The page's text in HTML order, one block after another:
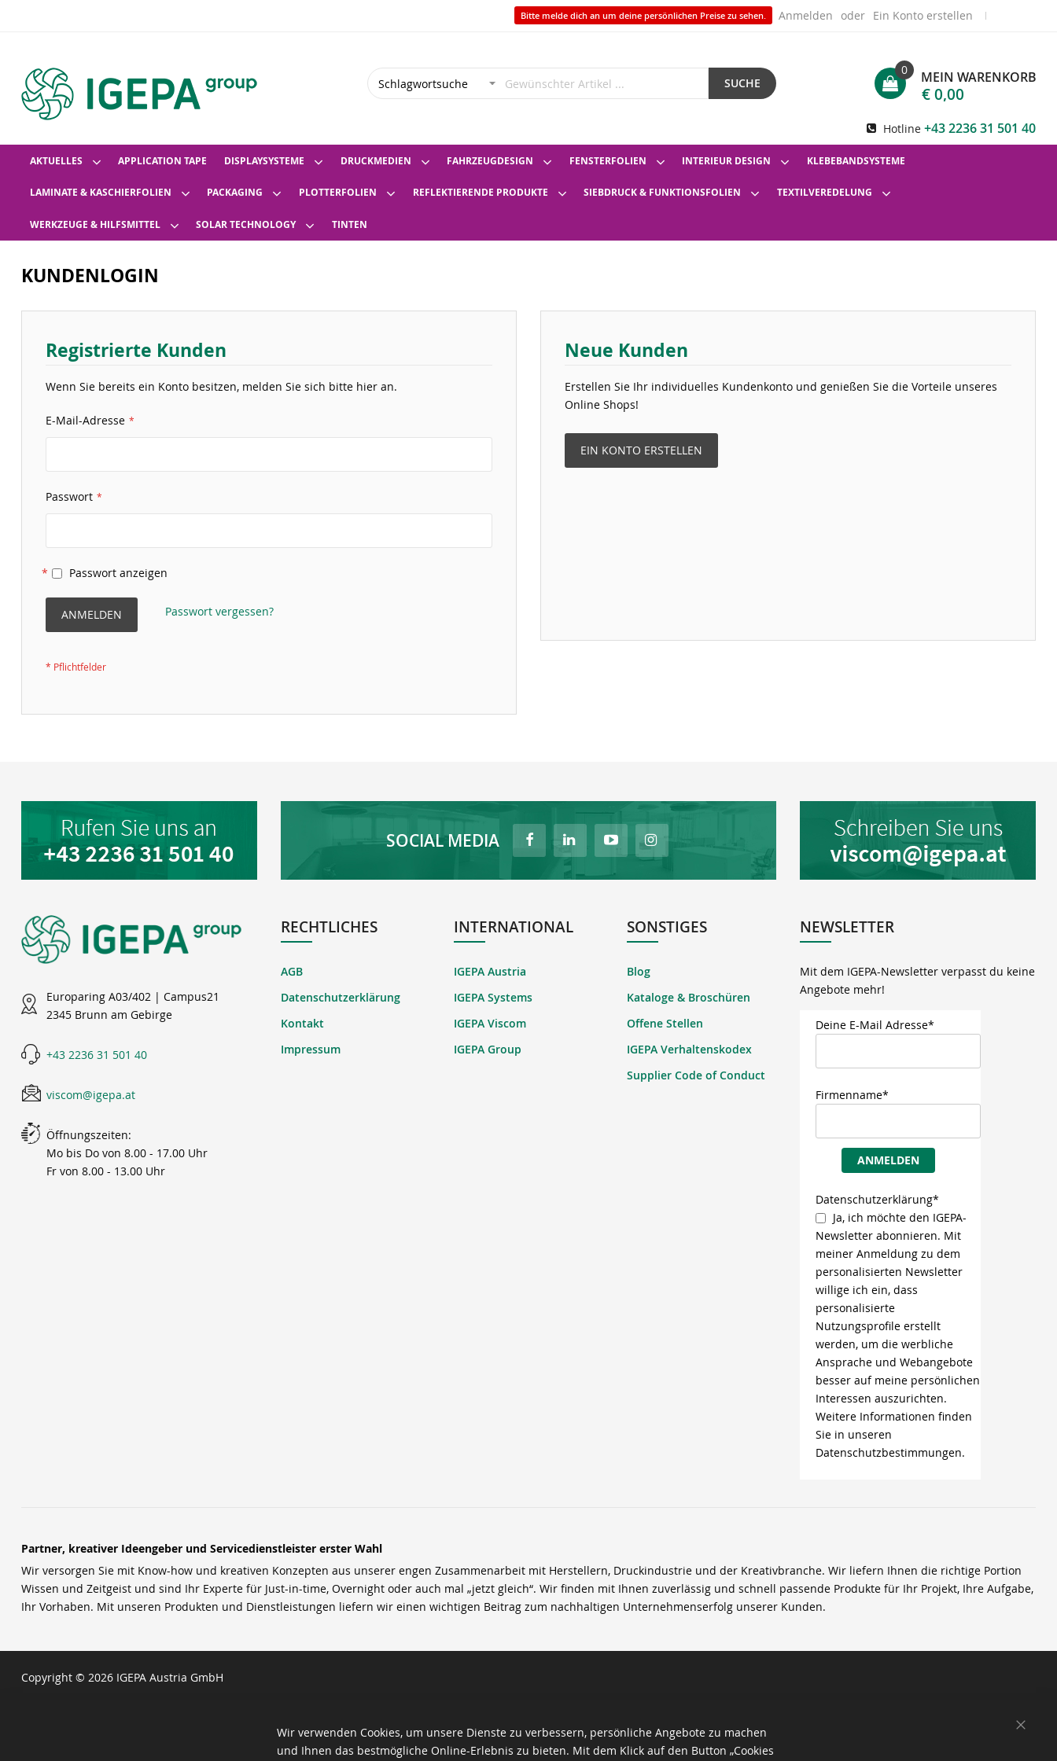
Bitte melde dich an um deine persönlichen Preise zu sehen. Anmelden Ein Konto erstellen
SUCHE MEIN WARENKORB
0
€ 0,00
Hotline +43 2236 31 501 40
AKTUELLES APPLICATION TAPE DISPLAYSYSTEME DRUCKMEDIEN FAHRZEUGDESIGN FENSTERFOLIEN INTERIEUR DESIGN KLEBEBANDSYSTEME
LAMINATE & KASCHIERFOLIEN PACKAGING PLOTTERFOLIEN REFLEKTIERENDE PRODUKTE SIEBDRUCK & FUNKTIONSFOLIEN TEXTILVEREDELUNG
WERKZEUGE & HILFSMITTEL SOLAR TECHNOLOGY TINTEN
KUNDENLOGIN
Registrierte Kunden
Wenn Sie bereits ein Konto besitzen, melden Sie sich bitte hier an.
E-Mail-Adresse
Passwort
Passwort anzeigen
ANMELDEN Passwort vergessen?
Neue Kunden
Erstellen Sie Ihr individuelles Kundenkonto und genießen Sie die Vorteile unseres
Online Shops!
EIN KONTO ERSTELLEN
SOCIAL MEDIA
Europaring A03/402 | Campus21
2345 Brunn am Gebirge
+43 2236 31 501 40
viscom@igepa.at
Öffnungszeiten:
Mo bis Do von 8.00 - 17.00 Uhr
Fr von 8.00 - 13.00 Uhr
RECHTLICHES
AGB
Datenschutzerklärung
Kontakt
Impressum
INTERNATIONAL
IGEPA Austria
IGEPA Systems
IGEPA Viscom
IGEPA Group
SONSTIGES
Blog
Kataloge & Broschüren
Offene Stellen
IGEPA Verhaltenskodex
Supplier Code of Conduct
NEWSLETTER
Mit dem IGEPA-Newsletter verpasst du keine
Angebote mehr!
Deine E-Mail Adresse*
Firmenname*
ANMELDEN
Datenschutzerklärung*
Ja, ich möchte den IGEPA-
Newsletter abonnieren. Mit
meiner Anmeldung zu dem
personalisierten Newsletter
willige ich ein, dass
personalisierte
Nutzungsprofile erstellt
werden, um die werbliche
Ansprache und Webangebote
besser auf meine persönlichen
Interessen auszurichten.
Weitere Informationen finden
Sie in unseren
Datenschutzbestimmungen.
Partner, kreativer Ideengeber und Servicedienstleister erster Wahl
Wir versorgen Sie mit Know-how und kreativen Konzepten aus unserer engen Zusammenarbeit mit Herstellern, Druckindustrie und der Kreativbranche. Wir liefern Ihnen die richtige Portion
Wissen und Zeitgeist und sind Ihr Experte für Just-in-time, Overnight oder auch mal „jetzt gleich“. Wir finden mit Ihnen zuverlässig und schnell passende Produkte für Ihr Projekt, Ihre Aufgabe,
Ihr Vorhaben. Mit unseren Produkten und Dienstleistungen liefern wir einen wichtigen Beitrag zum nachhaltigen Unternehmenserfolg unserer Kunden.
Copyright © 2026 IGEPA Austria GmbH
Wir verwenden Cookies, um unsere Dienste zu verbessern, persönliche Angebote zu machen
und Ihnen das bestmögliche Online-Erlebnis zu bieten. Mit dem Klick auf den Button „Cookies